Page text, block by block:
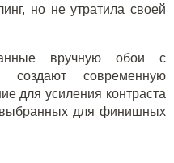
но не утратила своей
вручную обои с
создают современную
для усиления контраста
выбранных для финишных